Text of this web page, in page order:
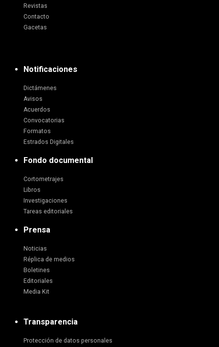
Revistas
Contacto
Gacetas
Notificaciones
Dictámenes
Avisos
Acuerdos
Convocatorias
Formatos
Estrados Digitales
Fondo documental
Cortometrajes
Libros
Investigaciones
Tareas editoriales
Prensa
Noticias
Réplica de medios
Boletines
Editoriales
Media Kit
Transparencia
Protección de datos personales